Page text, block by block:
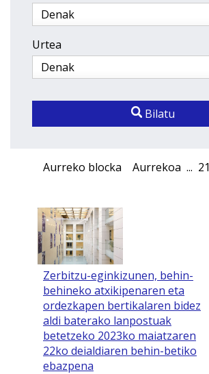
Urtea
Bilatu
Aurreko blocka Aurrekoa ... 21
Zerbitzu-eginkizunen, behin-
behineko atxikipenaren eta
ordezkapen bertikalaren bidez
aldi baterako lanpostuak
betetzeko 2023ko maiatzaren
22ko deialdiaren behin-betiko
ebazpena